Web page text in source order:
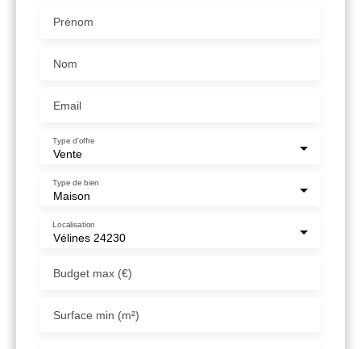
Prénom
Nom
Email
Vente
Type d'offre
Maison
Type de bien
Vélines 24230
Localisation
Budget max (€)
Surface min (m²)